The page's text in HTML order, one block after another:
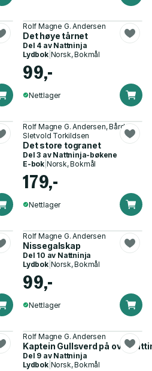
Rolf Magne G. Andersen
Det høye tårnet
Del 4 av Nattninja
Lydbok| Norsk, Bokmål
99,-
Nettlager
Rolf Magne G. Andersen, Bård
Sletvold Torkildsen
Det store togranet
Del 3 av Nattninja-bøkene
E-bok Norsk, Bokmål
179,-
Nettlager
Rolf Magne G. Andersen
Nissegalskap
Del 10 av Nattninja
Lydbok| Norsk, Bokmål
99,-
Nettlager
Rolf Magne G. Andersen
Kaptein Gullsverd på
Del 9 av Nattninja
Lydbok| Norsk, Bokmål